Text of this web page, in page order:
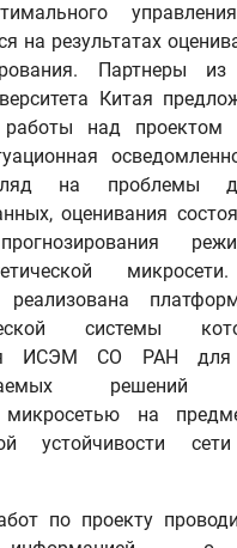
на результатах
Партнеры из
Китая
работы над проектом
на проблемы
оценивания
реализована
системы
ИСЭМ СО РАН для
решений
микросетью на
устойчивости
по проекту